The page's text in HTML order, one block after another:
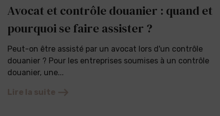
Avocat et contrôle douanier : quand et
pourquoi se faire assister ?
Peut-on être assisté par un avocat lors d'un contrôle
douanier ? Pour les entreprises soumises à un contrôle
douanier, une...
Lire la suite